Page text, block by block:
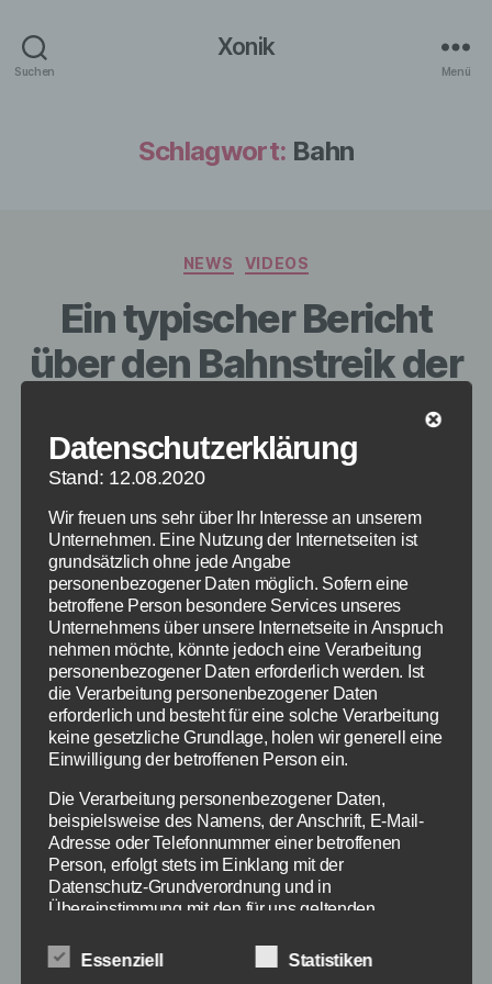
Suchen
Xonik
Menü
Schlagwort: Bahn
Kategorien
NEWS VIDEOS
Ein typischer Bericht
über den Bahnstreik der
Beitragsautor
VonPaul Stelzer Veröffentlichungsdatum
19. Februar 2015
Ein typischer Bericht über den Bahnstreik -
Bildquelle: extra 3 Video auf YouTube (siehe oben)
Das es in Kürze, vielleicht noch im Februar
Datenschutzerklärung
Stand: 12.08.2020
Wir freuen uns sehr über Ihr Interesse an unserem
Unternehmen. Eine Nutzung der Internetseiten ist
grundsätzlich ohne jede Angabe
personenbezogener Daten möglich. Sofern eine
betroffene Person besondere Services unseres
Unternehmens über unsere Internetseite in Anspruch
nehmen möchte, könnte jedoch eine Verarbeitung
personenbezogener Daten erforderlich werden. Ist
die Verarbeitung personenbezogener Daten
erforderlich und besteht für eine solche Verarbeitung
keine gesetzliche Grundlage, holen wir generell eine
Einwilligung der betroffenen Person ein.
Die Verarbeitung personenbezogener Daten,
beispielsweise des Namens, der Anschrift, E-Mail-
Adresse oder Telefonnummer einer betroffenen
Person, erfolgt stets im Einklang mit der
Datenschutz-Grundverordnung und in
Übereinstimmung mit den für uns geltenden
Mittels dieser Datenschutzerklärung möchte unser
Essenziell Statistiken